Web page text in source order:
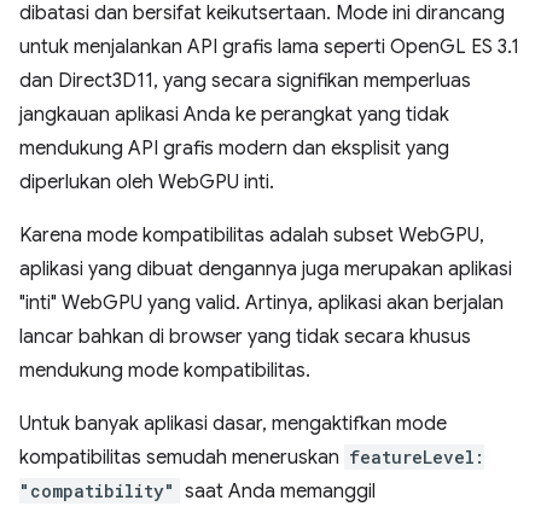
dibatasi dan bersifat keikutsertaan. Mode ini dirancang
untuk menjalankan API grafis lama seperti OpenGL ES 3.1
dan Direct3D11, yang secara signifikan memperluas
jangkauan aplikasi Anda ke perangkat yang tidak
mendukung API grafis modern dan eksplisit yang
diperlukan oleh WebGPU inti.
Karena mode kompatibilitas adalah subset WebGPU,
aplikasi yang dibuat dengannya juga merupakan aplikasi
"inti" WebGPU yang valid. Artinya, aplikasi akan berjalan
lancar bahkan di browser yang tidak secara khusus
mendukung mode kompatibilitas.
Untuk banyak aplikasi dasar, mengaktifkan mode
kompatibilitas semudah meneruskan featureLevel:
"compatibility" saat Anda memanggil